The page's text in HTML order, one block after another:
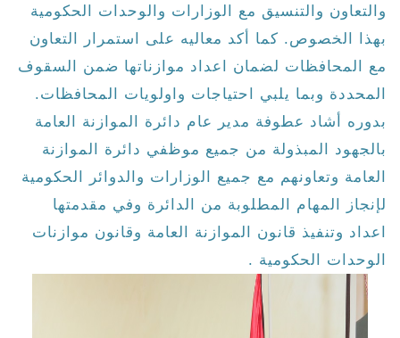
والتعاون والتنسيق مع الوزارات والوحدات الحكومية
بهذا الخصوص. كما أكد معاليه على استمرار التعاون
مع المحافظات لضمان اعداد موازناتها ضمن السقوف
المحددة وبما يلبي احتياجات واولويات المحافظات.
بدوره أشاد عطوفة مدير عام دائرة الموازنة العامة
بالجهود المبذولة من جميع موظفي دائرة الموازنة
العامة وتعاونهم مع جميع الوزارات والدوائر الحكومية
لإنجاز المهام المطلوبة من الدائرة وفي مقدمتها
اعداد وتنفيذ قانون الموازنة العامة وقانون موازنات
الوحدات الحكومية .